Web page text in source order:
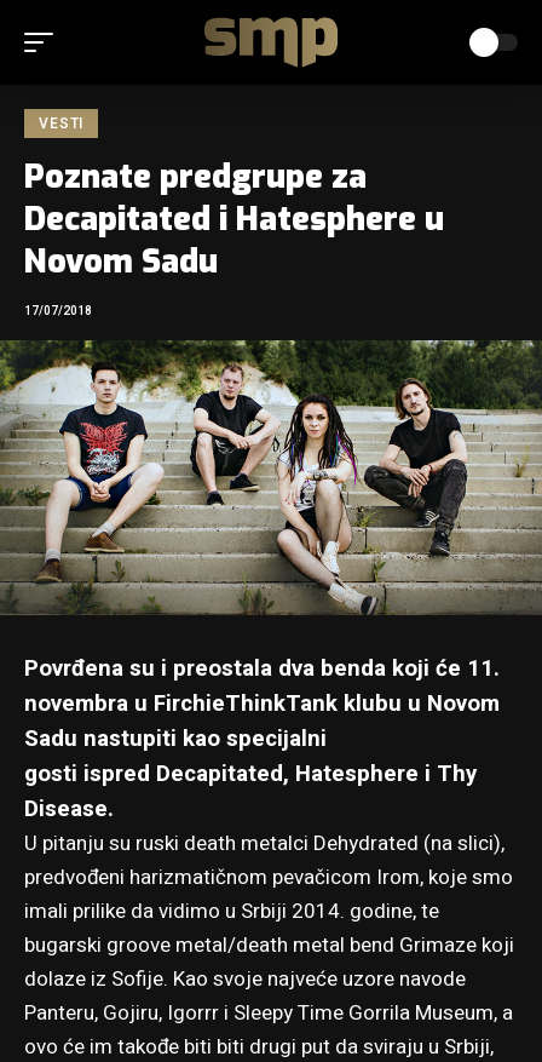
VESTI
Poznate predgrupe za
Decapitated i Hatesphere u
Novom Sadu
17/07/2018
Povrđena su i preostala dva benda koji će 11.
novembra u FirchieThinkTank klubu u Novom
Sadu nastupiti kao specijalni
gosti ispred Decapitated, Hatesphere i Thy
Disease.
U pitanju su ruski death metalci Dehydrated (na slici),
predvođeni harizmatičnom pevačicom Irom, koje smo
imali prilike da vidimo u Srbiji 2014. godine, te
bugarski groove metal/death metal bend Grimaze koji
dolaze iz Sofije. Kao svoje najveće uzore navode
Panteru, Gojiru, Igorrr i Sleepy Time Gorrila Museum, a
ovo će im takođe biti biti drugi put da sviraju u Srbiji,